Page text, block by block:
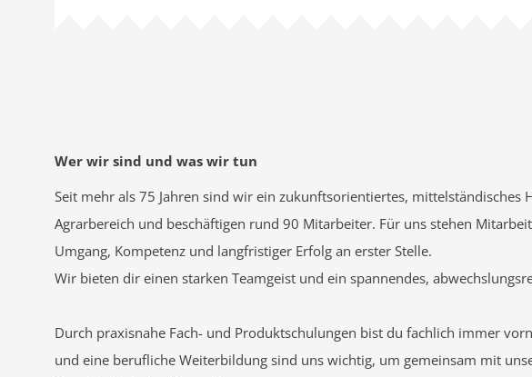
Wer wir sind und was wir tun
Seit mehr als 75 Jahren sind wir ein zukunftsorientiertes, mittelständisches
Agrarbereich und beschäftigen rund 90 Mitarbeiter. Für uns stehen
Umgang, Kompetenz und langfristiger Erfolg an erster Stelle.
Wir bieten dir einen starken Teamgeist und ein spannendes,
Durch praxisnahe Fach- und Produktschulungen bist du fachlich immer
und eine berufliche Weiterbildung sind uns wichtig, um gemeinsam mit